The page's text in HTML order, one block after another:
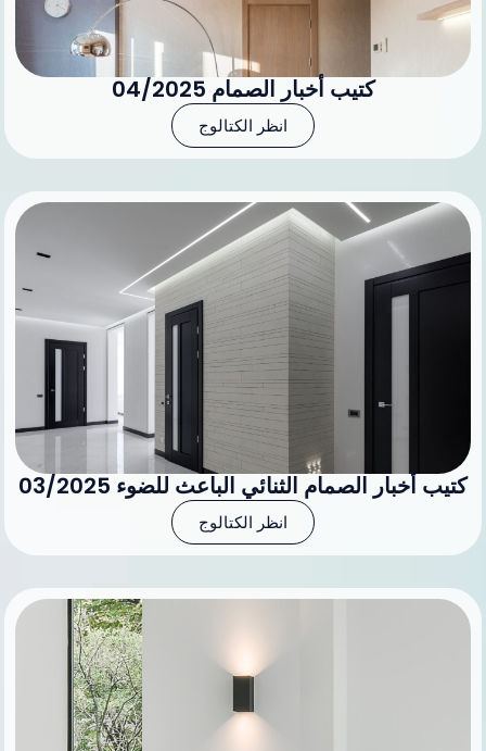
كتيب أخبار الصمام 04/2025
انظر الكتالوج
كتيب أخبار الصمام الثنائي الباعث للضوء 03/2025
انظر الكتالوج